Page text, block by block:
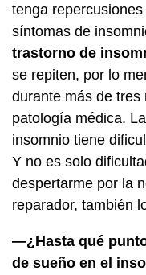
tenga
síntomas de
trastorno de
se repiten, por lo
durante más de
patología médica.
insomnio tiene
Y no es solo
despertarme por la
reparador, también
—¿Hasta qué
de sueño en el